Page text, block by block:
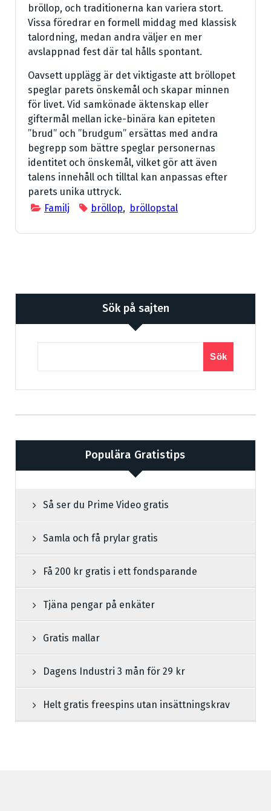
bröllop, och traditionerna kan variera stort.
Vissa föredrar en formell middag med klassisk
talordning, medan andra väljer en mer
avslappnad fest där tal hålls spontant.
Oavsett upplägg är det viktigaste att bröllopet
speglar parets önskemål och skapar minnen
för livet. Vid samkönade äktenskap eller
giftermål mellan icke-binära kan epiteten
”brud” och ”brudgum” ersättas med andra
begrepp som bättre speglar personernas
identitet och önskemål, vilket gör att även
talens innehåll och tilltal kan anpassas efter
parets unika uttryck.
Familj
bröllop, bröllopstal
Sök på sajten
Sök
Populära Gratistips
Så ser du Prime Video gratis
Samla och få prylar gratis
Få 200 kr gratis i ett fondsparande
Tjäna pengar på enkäter
Gratis mallar
Dagens Industri 3 mån för 29 kr
Helt gratis freespins utan insättningskrav